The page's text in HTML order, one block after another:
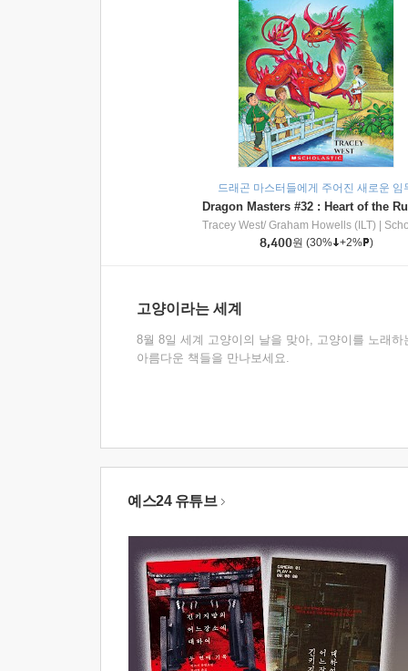
드래곤 마스터들에게 주어진 새로운 임
Tracey West/ Graham Howells (ILT)
8,400원 (30% +2% )
고양이라는 세계
8월 8일 세계 고양이의 날을 맞아, 고양이를 노래하
아름다운 책들을 만나보세요.
예스24 유튜브